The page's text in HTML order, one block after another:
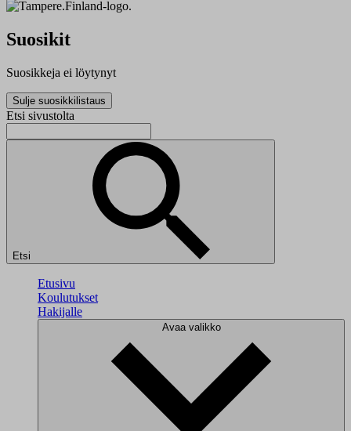
Suosikit
Suosikkeja ei löytynyt
Sulje suosikkilistaus
Etsi sivustolta
Etsi
Etusivu
Koulutukset
Hakijalle
Avaa valikko